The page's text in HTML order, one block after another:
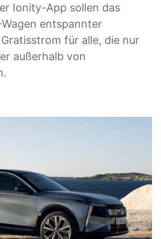
Ionity-App sollen das
entspannter
für alle, die nur
außerhalb von